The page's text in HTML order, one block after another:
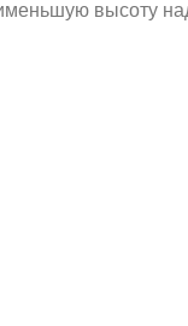
высоту